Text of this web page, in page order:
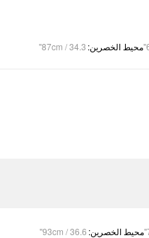
محيط الخصرين:
87cm / 34.3"
محيط الخصرين:
93cm / 36.6"